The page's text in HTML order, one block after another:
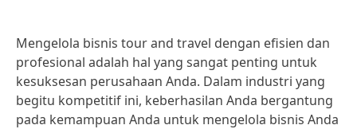
Mengelola bisnis tour and travel dengan efisien dan
profesional adalah hal yang sangat penting untuk
kesuksesan perusahaan Anda. Dalam industri yang
begitu kompetitif ini, keberhasilan Anda bergantung
pada kemampuan Anda untuk mengelola bisnis Anda